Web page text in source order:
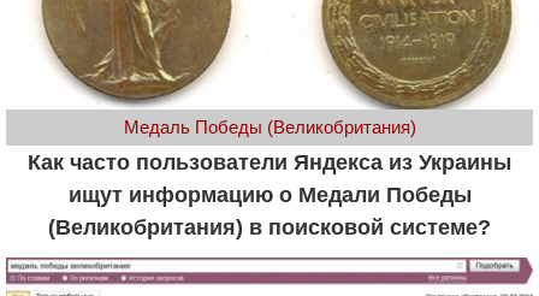
Медаль Победы (Великобритания)
Как часто пользователи Яндекса из Украины
ищут информацию о Медали Победы
(Великобритания) в поисковой системе?